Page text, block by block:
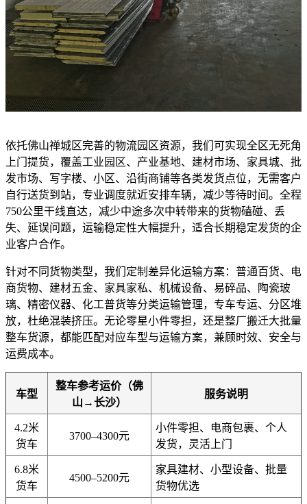
依托佛山禅城区完善的物流园区资源，我们可实现全区无死角
上门提货，覆盖工业园区、产业基地、建材市场、家具城、批
发市场、写字楼、小区、沿街商铺等各类发货点位，无需客户
自行送货到站，专业调度就近安排车辆，减少等待时间。全程
750公里干线直达，减少中途多次中转带来的货物磕碰、丢
失、延误问题，运输稳定性大幅提升，适合长期稳定发货的企
业客户合作。
针对不同货物类型，我们定制差异化运输方案：普通百货、电
商货物、建材五金、家具家私、机械设备、易碎品、陶瓷玻
璃、精密仪器、化工普货等分类运输管理，专车专运、分区堆
放，杜绝混装挤压。无论零星小件零担，还是整厂搬迁大批量
整车货源，都能匹配对应车型与运输方案，兼顾时效、安全与
运费成本。
车型
整车参考运价（佛
山→长沙）
服务说明
4.2米
货车
3700–4300元
小件零担、电商包裹、个人
发货，灵活上门
6.8米
货车
4500–5200元
家具建材、小型设备、批量
货物优选